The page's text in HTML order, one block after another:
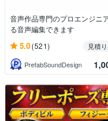
音声作品専門のプロエンジニ
る音声編集できます
5.0(521)
見積
PrefabSoundDesign